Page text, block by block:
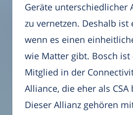
Geräte unterschiedlicher
zu vernetzen. Deshalb ist
wenn es einen
wie Matter gibt. Bosch
Mitglied in der
Alliance, die eher als
Dieser Allianz gehören